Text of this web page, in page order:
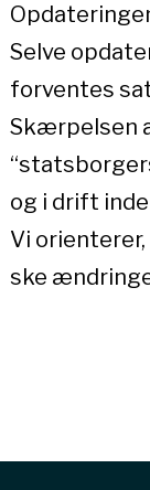
Selve
forventes
Skærpelsen
og i drift
Vi
ske